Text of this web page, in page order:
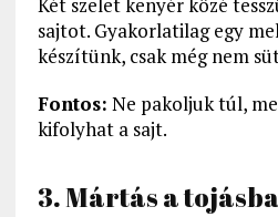
Két szelet kenyér közé
sajtot. Gyakorlatilag egy
készítünk, csak még nem
Fontos: Ne pakoljuk túl,
kifolyhat a sajt.
3. Mártás a tojásba